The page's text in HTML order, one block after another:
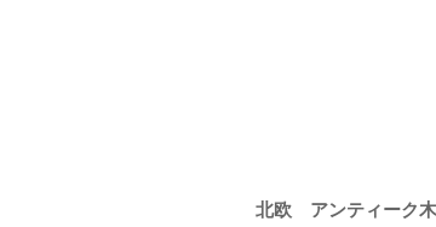
北欧 アンティーク